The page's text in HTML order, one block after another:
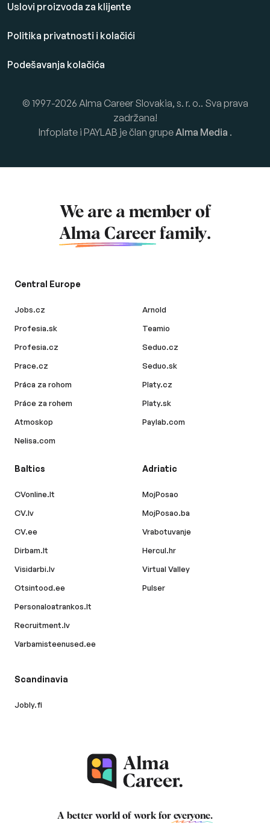
Uslovi proizvoda za klijente
Politika privatnosti i kolačići
Podešavanja kolačića
© 1997-2026 Alma Career Slovakia, s. r. o.. Sva prava
zadržana!
Infoplate i PAYLAB je član grupeAlma Media .
We are a member of
Alma Career family.
Central Europe
Jobs.cz
Profesia.sk
Profesia.cz
Prace.cz
Práca za rohom
Práce za rohem
Atmoskop
Nelisa.com
Arnold
Teamio
Seduo.cz
Seduo.sk
Platy.cz
Platy.sk
Paylab.com
Baltics
CVonline.lt
CV.lv
CV.ee
Dirbam.lt
Visidarbi.lv
Otsintood.ee
Personaloatrankos.lt
Recruitment.lv
Varbamisteenused.ee
Adriatic
MojPosao
MojPosao.ba
Vrabotuvanje
Hercul.hr
Virtual Valley
Pulser
Scandinavia
Jobly.fi
A better world of work for everyone.